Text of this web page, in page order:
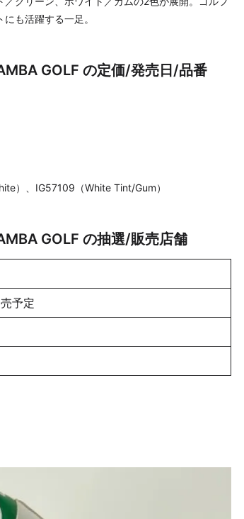
も活躍する一足。
GOLF の定価/発売日/品番
）、IG57109（White Tint/Gum）
GOLF の抽選/販売店舗
予定